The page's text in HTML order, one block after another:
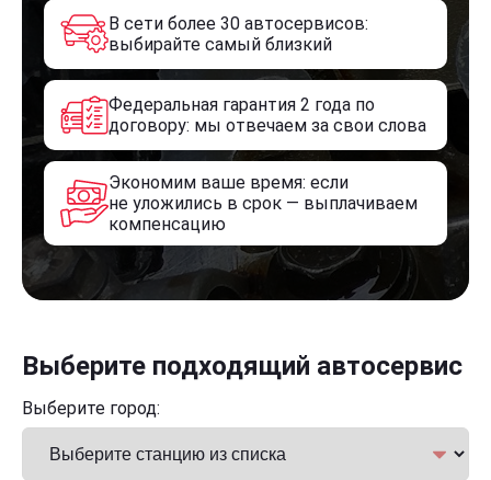
В сети более 30 автосервисов:
выбирайте самый близкий
Федеральная гарантия 2 года по
договору: мы отвечаем за свои слова
Экономим ваше время: если
не уложились в срок — выплачиваем
компенсацию
Выберите подходящий автосервис
Выберите город: